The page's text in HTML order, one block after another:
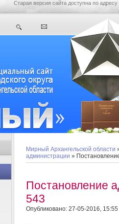
Старая версия сайта доступна по адресу
Мирный Архангельской области
администрации »
Постановление
543
Опубликовано: 27-05-2016, 15:55